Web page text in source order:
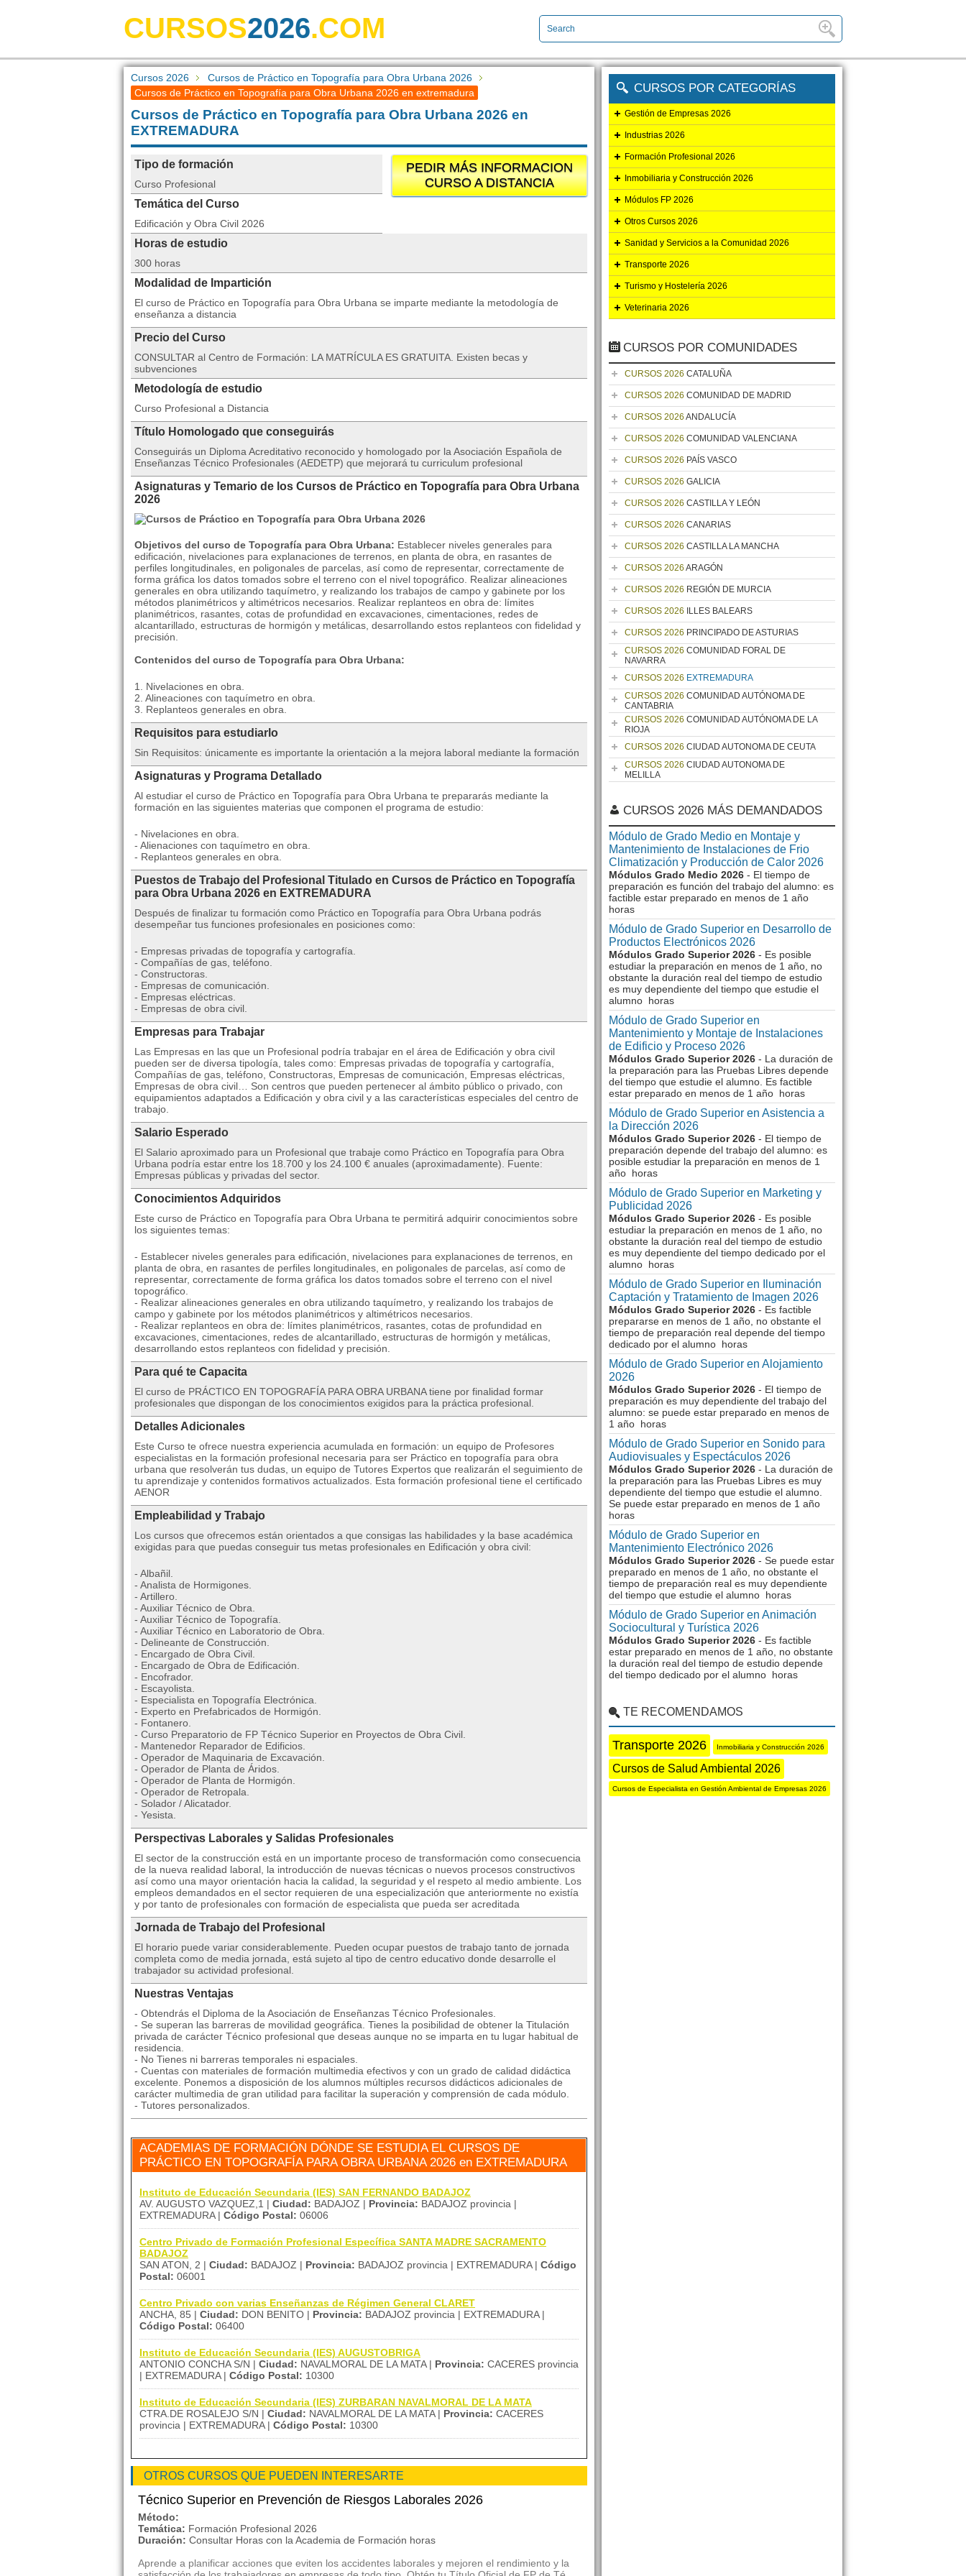
CURSOS2026.COM
Cursos 2026
Cursos de Práctico en Topografía para Obra Urbana 2026
Cursos de Práctico en Topografía para Obra Urbana 2026 en extremadura
Cursos de Práctico en Topografía para Obra Urbana 2026 en
EXTREMADURA
PEDIR MÁS INFORMACION
CURSO A DISTANCIA
Tipo de formación
Curso Profesional
Temática del Curso
Edificación y Obra Civil 2026
Horas de estudio
300 horas
Modalidad de Impartición
El curso de Práctico en Topografía para Obra Urbana se imparte mediante la metodología de
enseñanza a distancia
Precio del Curso
CONSULTAR al Centro de Formación: LA MATRÍCULA ES GRATUITA. Existen becas y
subvenciones
Metodología de estudio
Curso Profesional a Distancia
Título Homologado que conseguirás
Conseguirás un Diploma Acreditativo reconocido y homologado por la Asociación Española de
Enseñanzas Técnico Profesionales (AEDETP) que mejorará tu curriculum profesional
Asignaturas y Temario de los Cursos de Práctico en Topografía para Obra Urbana
2026
Objetivos del curso de Topografía para Obra Urbana: Establecer niveles generales para
edificación, nivelaciones para explanaciones de terrenos, en planta de obra, en rasantes de
perfiles longitudinales, en poligonales de parcelas, así como de representar, correctamente de
forma gráfica los datos tomados sobre el terreno con el nivel topográfico. Realizar alineaciones
generales en obra utilizando taquímetro, y realizando los trabajos de campo y gabinete por los
métodos planimétricos y altimétricos necesarios. Realizar replanteos en obra de: límites
planimétricos, rasantes, cotas de profundidad en excavaciones, cimentaciones, redes de
alcantarillado, estructuras de hormigón y metálicas, desarrollando estos replanteos con fidelidad y
precisión.
Contenidos del curso de Topografía para Obra Urbana:
1. Nivelaciones en obra.
2. Alineaciones con taquímetro en obra.
3. Replanteos generales en obra.
Requisitos para estudiarlo
Sin Requisitos: únicamente es importante la orientación a la mejora laboral mediante la formación
Asignaturas y Programa Detallado
Al estudiar el curso de Práctico en Topografía para Obra Urbana te prepararás mediante la
formación en las siguientes materias que componen el programa de estudio:
- Nivelaciones en obra.
- Alienaciones con taquímetro en obra.
- Replanteos generales en obra.
Puestos de Trabajo del Profesional Titulado en Cursos de Práctico en Topografía
para Obra Urbana 2026 en EXTREMADURA
Después de finalizar tu formación como Práctico en Topografía para Obra Urbana podrás
desempeñar tus funciones profesionales en posiciones como:
- Empresas privadas de topografía y cartografía.
- Compañías de gas, teléfono.
- Constructoras.
- Empresas de comunicación.
- Empresas eléctricas.
- Empresas de obra civil.
Empresas para Trabajar
Las Empresas en las que un Profesional podría trabajar en el área de Edificación y obra civil
pueden ser de diversa tipología, tales como: Empresas privadas de topografía y cartografía,
Compañías de gas, teléfono, Constructoras, Empresas de comunicación, Empresas eléctricas,
Empresas de obra civil… Son centros que pueden pertenecer al ámbito público o privado, con
equipamientos adaptados a Edificación y obra civil y a las características especiales del centro de
trabajo.
Salario Esperado
El Salario aproximado para un Profesional que trabaje como Práctico en Topografía para Obra
Urbana podría estar entre los 18.700 y los 24.100 € anuales (aproximadamente). Fuente:
Empresas públicas y privadas del sector.
Conocimientos Adquiridos
Este curso de Práctico en Topografía para Obra Urbana te permitirá adquirir conocimientos sobre
los siguientes temas:
- Establecer niveles generales para edificación, nivelaciones para explanaciones de terrenos, en
planta de obra, en rasantes de perfiles longitudinales, en poligonales de parcelas, así como de
representar, correctamente de forma gráfica los datos tomados sobre el terreno con el nivel
topográfico.
- Realizar alineaciones generales en obra utilizando taquímetro, y realizando los trabajos de
campo y gabinete por los métodos planimétricos y altimétricos necesarios.
- Realizar replanteos en obra de: límites planimétricos, rasantes, cotas de profundidad en
excavaciones, cimentaciones, redes de alcantarillado, estructuras de hormigón y metálicas,
desarrollando estos replanteos con fidelidad y precisión.
Para qué te Capacita
El curso de PRÁCTICO EN TOPOGRAFÍA PARA OBRA URBANA tiene por finalidad formar
profesionales que dispongan de los conocimientos exigidos para la práctica profesional.
Detalles Adicionales
Este Curso te ofrece nuestra experiencia acumulada en formación: un equipo de Profesores
especialistas en la formación profesional necesaria para ser Práctico en topografía para obra
urbana que resolverán tus dudas, un equipo de Tutores Expertos que realizarán el seguimiento de
tu aprendizaje y contenidos formativos actualizados. Esta formación profesional tiene el certificado
AENOR
Empleabilidad y Trabajo
Los cursos que ofrecemos están orientados a que consigas las habilidades y la base académica
exigidas para que puedas conseguir tus metas profesionales en Edificación y obra civil:
- Albañil.
- Analista de Hormigones.
- Artillero.
- Auxiliar Técnico de Obra.
- Auxiliar Técnico de Topografía.
- Auxiliar Técnico en Laboratorio de Obra.
- Delineante de Construcción.
- Encargado de Obra Civil.
- Encargado de Obra de Edificación.
- Encofrador.
- Escayolista.
- Especialista en Topografía Electrónica.
- Experto en Prefabricados de Hormigón.
- Fontanero.
- Curso Preparatorio de FP Técnico Superior en Proyectos de Obra Civil.
- Mantenedor Reparador de Edificios.
- Operador de Maquinaria de Excavación.
- Operador de Planta de Áridos.
- Operador de Planta de Hormigón.
- Operador de Retropala.
- Solador / Alicatador.
- Yesista.
Perspectivas Laborales y Salidas Profesionales
El sector de la construcción está en un importante proceso de transformación como consecuencia
de la nueva realidad laboral, la introducción de nuevas técnicas o nuevos procesos constructivos
así como una mayor orientación hacia la calidad, la seguridad y el respeto al medio ambiente. Los
empleos demandados en el sector requieren de una especialización que anteriormente no existía
y por tanto de profesionales con formación de especialista que pueda ser acreditada
Jornada de Trabajo del Profesional
El horario puede variar considerablemente. Pueden ocupar puestos de trabajo tanto de jornada
completa como de media jornada, está sujeto al tipo de centro educativo donde desarrolle el
trabajador su actividad profesional.
Nuestras Ventajas
- Obtendrás el Diploma de la Asociación de Enseñanzas Técnico Profesionales.
- Se superan las barreras de movilidad geográfica. Tienes la posibilidad de obtener la Titulación
privada de carácter Técnico profesional que deseas aunque no se imparta en tu lugar habitual de
residencia.
- No Tienes ni barreras temporales ni espaciales.
- Cuentas con materiales de formación multimedia efectivos y con un grado de calidad didáctica
excelente. Ponemos a disposición de los alumnos múltiples recursos didácticos adicionales de
carácter multimedia de gran utilidad para facilitar la superación y comprensión de cada módulo.
- Tutores personalizados.
ACADEMIAS DE FORMACIÓN DÓNDE SE ESTUDIA EL CURSOS DE
PRÁCTICO EN TOPOGRAFÍA PARA OBRA URBANA 2026 en EXTREMADURA
Instituto de Educación Secundaria (IES) SAN FERNANDO BADAJOZ
AV. AUGUSTO VAZQUEZ,1 | Ciudad: BADAJOZ | Provincia: BADAJOZ provincia |
EXTREMADURA | Código Postal: 06006
Centro Privado de Formación Profesional Específica SANTA MADRE SACRAMENTO
BADAJOZ
SAN ATON, 2 | Ciudad: BADAJOZ | Provincia: BADAJOZ provincia | EXTREMADURA | Código
Postal: 06001
Centro Privado con varias Enseñanzas de Régimen General CLARET
ANCHA, 85 | Ciudad: DON BENITO | Provincia: BADAJOZ provincia | EXTREMADURA |
Código Postal: 06400
Instituto de Educación Secundaria (IES) AUGUSTOBRIGA
ANTONIO CONCHA S/N | Ciudad: NAVALMORAL DE LA MATA | Provincia: CACERES provincia
| EXTREMADURA | Código Postal: 10300
Instituto de Educación Secundaria (IES) ZURBARAN NAVALMORAL DE LA MATA
CTRA.DE ROSALEJO S/N | Ciudad: NAVALMORAL DE LA MATA | Provincia: CACERES
provincia | EXTREMADURA | Código Postal: 10300
OTROS CURSOS QUE PUEDEN INTERESARTE
Técnico Superior en Prevención de Riesgos Laborales 2026
Método:
Temática: Formación Profesional 2026
Duración: Consultar Horas con la Academia de Formación horas
Aprende a planificar acciones que eviten los accidentes laborales y mejoren el rendimiento y la
CURSOS POR CATEGORÍAS
Gestión de Empresas 2026
Industrias 2026
Formación Profesional 2026
Inmobiliaria y Construcción 2026
Módulos FP 2026
Otros Cursos 2026
Sanidad y Servicios a la Comunidad 2026
Transporte 2026
Turismo y Hostelería 2026
Veterinaria 2026
CURSOS POR COMUNIDADES
CURSOS 2026 CATALUÑA
CURSOS 2026 COMUNIDAD DE MADRID
CURSOS 2026 ANDALUCÍA
CURSOS 2026 COMUNIDAD VALENCIANA
CURSOS 2026 PAÍS VASCO
CURSOS 2026 GALICIA
CURSOS 2026 CASTILLA Y LEÓN
CURSOS 2026 CANARIAS
CURSOS 2026 CASTILLA LA MANCHA
CURSOS 2026 ARAGÓN
CURSOS 2026 REGIÓN DE MURCIA
CURSOS 2026 ILLES BALEARS
CURSOS 2026 PRINCIPADO DE ASTURIAS
CURSOS 2026 COMUNIDAD FORAL DE
NAVARRA
CURSOS 2026 EXTREMADURA
CURSOS 2026 COMUNIDAD AUTÓNOMA DE
CANTABRIA
CURSOS 2026 COMUNIDAD AUTÓNOMA DE LA
RIOJA
CURSOS 2026 CIUDAD AUTONOMA DE CEUTA
CURSOS 2026 CIUDAD AUTONOMA DE
MELILLA
CURSOS 2026 MÁS DEMANDADOS
Módulo de Grado Medio en Montaje y
Mantenimiento de Instalaciones de Frio
Climatización y Producción de Calor 2026
Módulos Grado Medio 2026 - El tiempo de
preparación es función del trabajo del alumno: es
factible estar preparado en menos de 1 año
horas
Módulo de Grado Superior en Desarrollo de
Productos Electrónicos 2026
Módulos Grado Superior 2026 - Es posible
estudiar la preparación en menos de 1 año, no
obstante la duración real del tiempo de estudio
es muy dependiente del tiempo que estudie el
alumno horas
Módulo de Grado Superior en
Mantenimiento y Montaje de Instalaciones
de Edificio y Proceso 2026
Módulos Grado Superior 2026 - La duración de
la preparación para las Pruebas Libres depende
del tiempo que estudie el alumno. Es factible
estar preparado en menos de 1 año horas
Módulo de Grado Superior en Asistencia a
la Dirección 2026
Módulos Grado Superior 2026 - El tiempo de
preparación depende del trabajo del alumno: es
posible estudiar la preparación en menos de 1
año horas
Módulo de Grado Superior en Marketing y
Publicidad 2026
Módulos Grado Superior 2026 - Es posible
estudiar la preparación en menos de 1 año, no
obstante la duración real del tiempo de estudio
es muy dependiente del tiempo dedicado por el
alumno horas
Módulo de Grado Superior en Iluminación
Captación y Tratamiento de Imagen 2026
Módulos Grado Superior 2026 - Es factible
prepararse en menos de 1 año, no obstante el
tiempo de preparación real depende del tiempo
dedicado por el alumno horas
Módulo de Grado Superior en Alojamiento
2026
Módulos Grado Superior 2026 - El tiempo de
preparación es muy dependiente del trabajo del
alumno: se puede estar preparado en menos de
1 año horas
Módulo de Grado Superior en Sonido para
Audiovisuales y Espectáculos 2026
Módulos Grado Superior 2026 - La duración de
la preparación para las Pruebas Libres es muy
dependiente del tiempo que estudie el alumno.
Se puede estar preparado en menos de 1 año
horas
Módulo de Grado Superior en
Mantenimiento Electrónico 2026
Módulos Grado Superior 2026 - Se puede estar
preparado en menos de 1 año, no obstante el
tiempo de preparación real es muy dependiente
del tiempo que estudie el alumno horas
Módulo de Grado Superior en Animación
Sociocultural y Turística 2026
Módulos Grado Superior 2026 - Es factible
estar preparado en menos de 1 año, no obstante
la duración real del tiempo de estudio depende
del tiempo dedicado por el alumno horas
TE RECOMENDAMOS
Transporte 2026 Inmobiliaria y Construcción 2026
Cursos de Salud Ambiental 2026
Cursos de Especialista en Gestión Ambiental de Empresas 2026